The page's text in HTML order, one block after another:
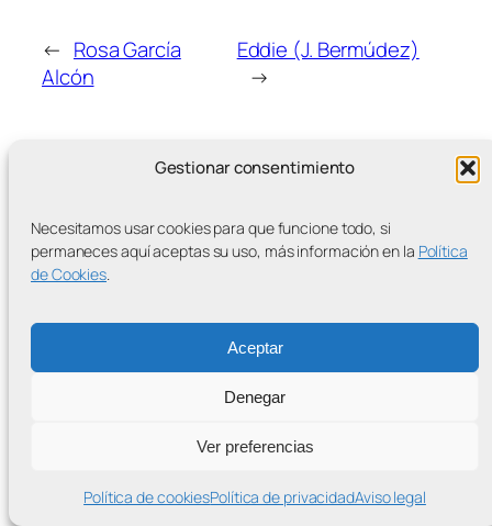
Gestionar consentimiento
Necesitamos usar cookies para que funcione todo, si
permaneces aquí aceptas su uso, más información en la Política
de Cookies.
Aceptar
Denegar
Ver preferencias
Política de cookiesPolítica de privacidadAviso legal
← Rosa García
Alcón
Eddie (J. Bermúdez)
→
MÁS ENTRADAS
Contra la Criminalización de la Protesta Climática
WordPress